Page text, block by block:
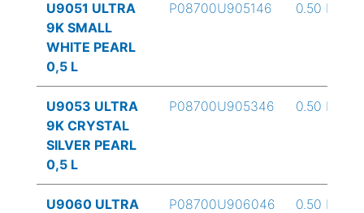
U9051 ULTRA
9K SMALL
WHITE PEARL
0,5 L
P08700U905146 0.50 L
U9053 ULTRA
9K CRYSTAL
SILVER PEARL
0,5 L
P08700U905346 0.50 L
U9060 ULTRA
P08700U906046 0.50 L